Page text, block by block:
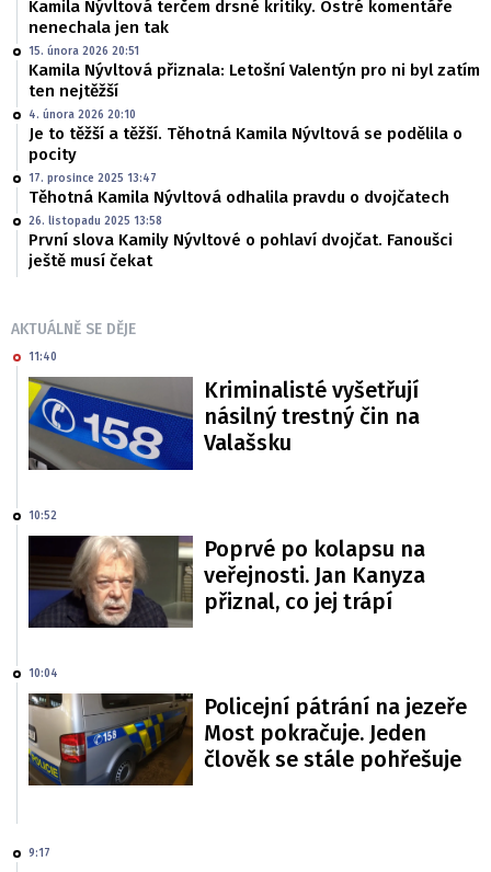
Kamila Nývltová terčem drsné kritiky. Ostré komentáře
nenechala jen tak
15. února 2026 20:51
Kamila Nývltová přiznala: Letošní Valentýn pro ni byl zatím
ten nejtěžší
4. února 2026 20:10
Je to těžší a těžší. Těhotná Kamila Nývltová se podělila o
pocity
17. prosince 2025 13:47
Těhotná Kamila Nývltová odhalila pravdu o dvojčatech
26. listopadu 2025 13:58
První slova Kamily Nývltové o pohlaví dvojčat. Fanoušci
ještě musí čekat
AKTUÁLNĚ SE DĚJE
11:40
Kriminalisté vyšetřují
násilný trestný čin na
Valašsku
10:52
Poprvé po kolapsu na
veřejnosti. Jan Kanyza
přiznal, co jej trápí
10:04
Policejní pátrání na jezeře
Most pokračuje. Jeden
člověk se stále pohřešuje
9:17